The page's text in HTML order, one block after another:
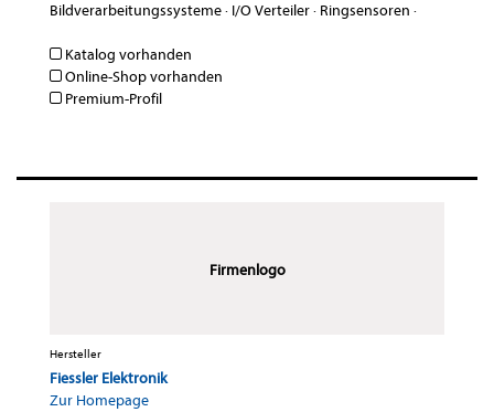
Bildverarbeitungssysteme· I/O Verteiler· Ringsensoren ·
Katalog vorhanden
Online-Shop vorhanden
Premium-Profil
Firmenlogo
Hersteller
Fiessler Elektronik
Zur Homepage